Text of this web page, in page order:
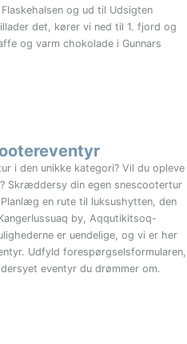
og ud til Udsigten
det, kører vi ned til 1. fjord og
og varm chokolade i Gunnars
i den unikke kategori? Vil du opleve
Skræddersy din egen snescootertur
en rute til luksushytten, den
by, Aqqutikitsoq-
er uendelige, og vi er her
Udfyld forespørgselsformularen,
eventyr du drømmer om.